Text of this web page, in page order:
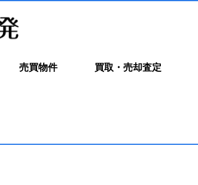
売買物件 買取・売却査定